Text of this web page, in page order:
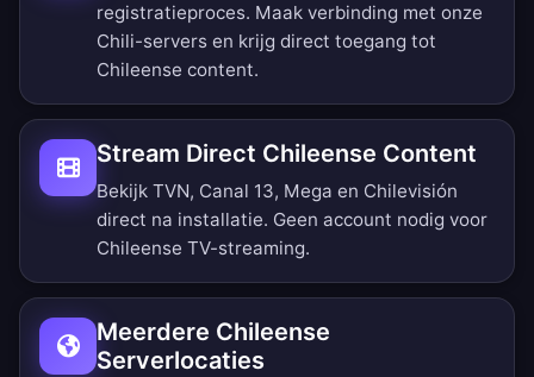
registratieproces. Maak verbinding met onze
Chili-servers en krijg direct toegang tot
Chileense content.
Stream Direct Chileense Content
Bekijk TVN, Canal 13, Mega en Chilevisión
direct na installatie. Geen account nodig voor
Chileense TV-streaming.
Meerdere Chileense
Serverlocaties